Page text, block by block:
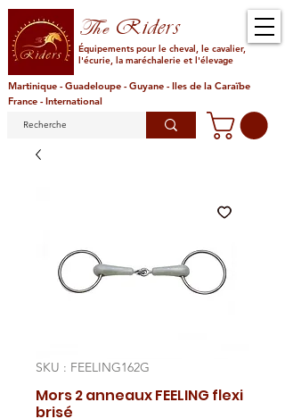
TheRiders
Équipements pour le cheval, le cavalier,
l'écurie, la maréchalerie et l'élevage
Martinique - Guadeloupe - Guyane - Iles de la Caraïbe
France - International
SKU : FEELING162G
Mors 2 anneaux FEELING flexi
brisé